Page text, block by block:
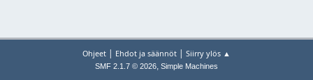
Ohjeet | Ehdot ja säännöt | Siirry ylös ▲
SMF 2.1.7 © 2026, Simple Machines